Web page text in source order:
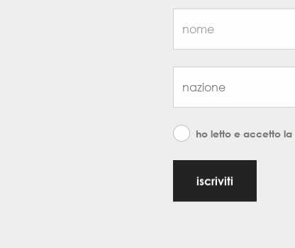
ho letto e accetto la
iscriviti